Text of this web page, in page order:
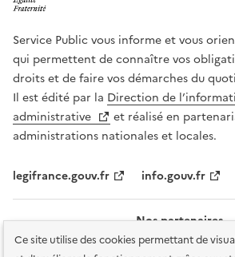
Ce site utilise des cookies permettant de
Service Public vous informe et vous
qui permettent de connaître vos
droits et de faire vos démarches du
Il est édité par la Direction de
administrative
et réalisé en
administrations nationales et locales.
legifrance.gouv.fr info.gouv.fr
Nos partenaires